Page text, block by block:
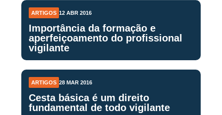
ARTIGOS 12 ABR 2016
Importância da formação e
aperfeiçoamento do profissional
vigilante
ARTIGOS 28 MAR 2016
Cesta básica é um direito
fundamental de todo vigilante